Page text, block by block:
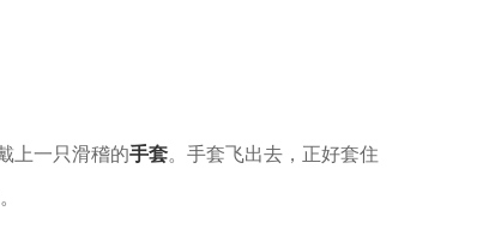
上一只滑稽的手套。手套飞出去，正好套住